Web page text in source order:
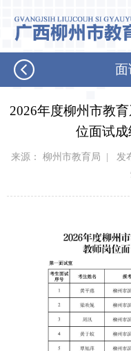
面
2026年度柳州市教
位面试成
来源： 柳州市教育局 | 发